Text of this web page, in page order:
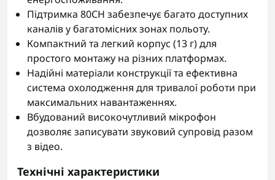
Підтримка 80CH забезпечує багато доступних
каналів у багатомісних зонах польоту.
Компактний та легкий корпус (13 г) для
простого монтажу на різних платформах.
Надійні матеріали конструкції та ефективна
система охолодження для тривалої роботи при
максимальних навантаженнях.
Вбудований високочутливий мікрофон
дозволяє записувати звуковий супровід разом
з відео.
Технічні характеристики